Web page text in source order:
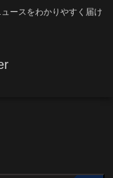
ースをわかりやすく届け